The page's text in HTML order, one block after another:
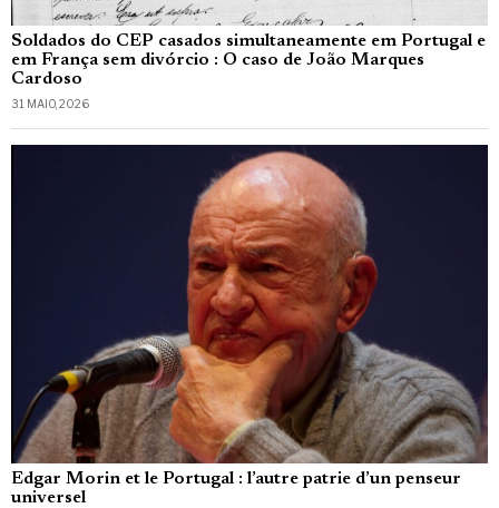
Soldados do CEP casados simultaneamente em Portugal e
em França sem divórcio : O caso de João Marques
Cardoso
31 MAIO, 2026
Edgar Morin et le Portugal : l’autre patrie d’un penseur
universel